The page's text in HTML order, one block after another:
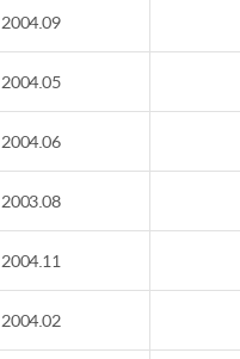
2004.09
2004.05
2004.06
2003.08
2004.11
2004.02